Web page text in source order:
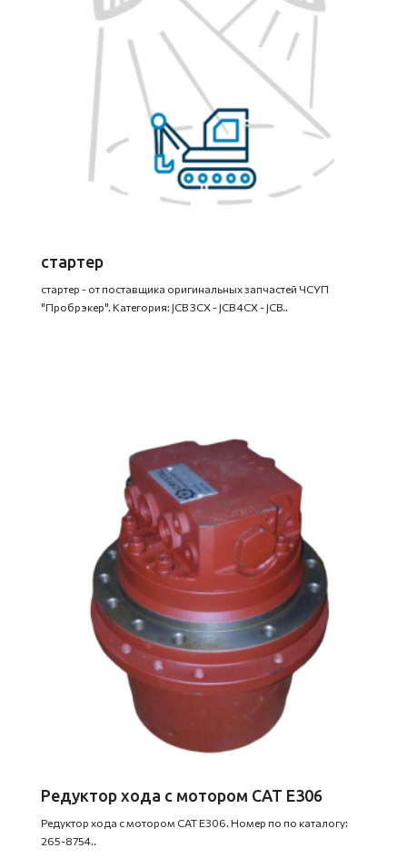
стартер
стартер - от поставщика оригинальных запчастей ЧСУП
"Пробрэкер". Категория: JCB 3CX - JCB 4CX - JCB..
Редуктор хода с мотором CAT E306
Редуктор хода с мотором CAT E306. Номер по по каталогу:
265-8754..